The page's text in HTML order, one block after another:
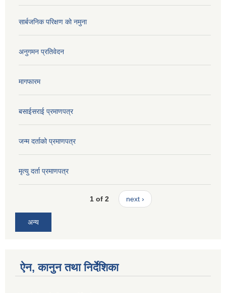
सार्बजनिक परिक्षण को नमुना
अनुगमन प्रतिवेदन
मागफारम
बसाईसराई प्रमाणपत्र
जन्म दर्ताको प्रमाणपत्र
मृत्यु दर्ता प्रमाणपत्र
1 of 2 next ›
अन्य
ऐन, कानुन तथा निर्देशिका